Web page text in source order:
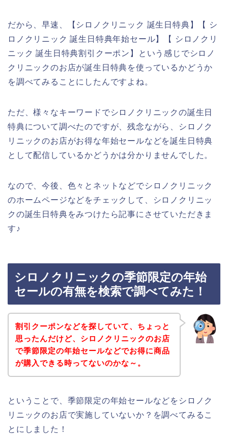
だから、早速、【シロノクリニック 誕生日特典】【 シ
ロノクリニック 誕生日特典年始セール】【 シロノクリ
ニック 誕生日特典割引クーポン】という感じでシロノ
クリニックのお店が誕生日特典を使っているかどうか
を調べてみることにしたんですよね。
ただ、様々なキーワードでシロノクリニックの誕生日
特典について調べたのですが、残念ながら、シロノク
リニックのお店がお得な年始セールなどを誕生日特典
として配信しているかどうかは分かりませんでした。
なので、今後、色々とネットなどでシロノクリニック
のホームページなどをチェックして、シロノクリニッ
クの誕生日特典をみつけたら記事にさせていただきま
す♪
シロノクリニックの季節限定の年始
セールの有無を検索で調べてみた！
割引クーポンなどを探していて、ちょっと
思ったんだけど、シロノクリニックのお店
で季節限定の年始セールなどでお得に商品
が購入できる時ってないのかな～。
ということで、季節限定の年始セールなどをシロノク
リニックのお店で実施していないか？を調べてみるこ
とにしました！